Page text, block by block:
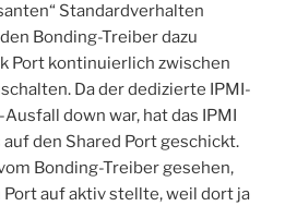
Standardverhalten
Bonding-Treiber dazu
Port kontinuierlich zwischen
Da der dedizierte IPMI-
down war, hat das IPMI
den Shared Port geschickt.
Bonding-Treiber gesehen,
auf aktiv stellte, weil dort ja